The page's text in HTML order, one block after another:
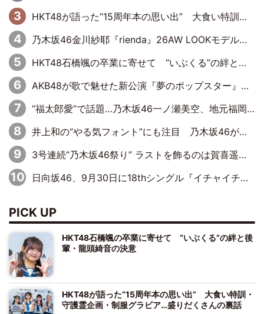
HKT48が語った“15周年本の思い出” 大食い特訓・守護霊企画・制服グラビア…盛りだくさんの裏話
乃木坂46金川紗耶『rienda』26AW LOOKモデルに就任
HKT48石橋颯の卒業に寄せて “いぶくる”の絆と後輩・龍頭綺音の決意
AKB48が歌で魅せた新公演『夢のポップスター』 初日から全身全霊のステージ
“福太郎愛”で話題…乃木坂46一ノ瀬美空、地元福岡『めんべい25周年トップサポーター』に就任
井上和の“やる気フォント”にも注目 乃木坂46が挑んだ書道パフォーマンスの舞台裏
3号連続“乃木坂46祭り” ラストを飾るのは賀喜遥香…5年ぶりの登場に「5年分大人になった私を見ていただけたら」
日向坂46、9月30日に18thシングル『イチャイチャ虫』の発売決定！ フォーメーションは『日向坂で会いましょう』にて発表
PICK UP
HKT48石橋颯の卒業に寄せて “いぶくる”の絆と後
輩・龍頭綺音の決意
HKT48が語った“15周年本の思い出” 大食い特訓・
守護霊企画・制服グラビア…盛りだくさんの裏話